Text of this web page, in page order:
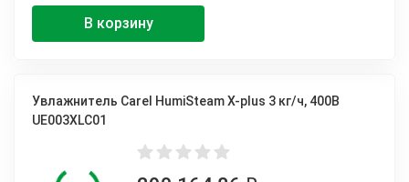
В корзину
Увлажнитель Carel HumiSteam X-plus 3 кг/ч, 400В
UE003XLC01